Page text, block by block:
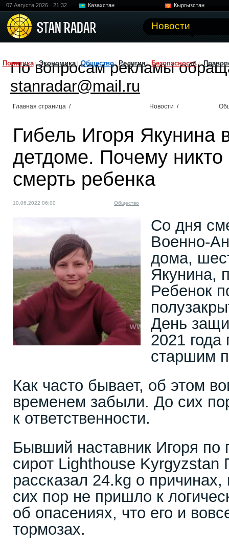
07 Августа 2026 21:32 Казахстан
Кыргызстан
Новости
Политика Экономика Общество Религия Безопасность
По вопросам рекламы
stanradar@mail.ru
Главная страница / Новости /
Гибель Игоря Якунина
детдоме. Почему никто
смерть ребенка
10.06.2022 06:00 Общество
Со дня
Военно-
дома,
Якунина,
Ребенок
День
2021 года
старшим
Как часто бывает, об этом
временем забыли. До сих
к ответственности.
Бывший наставник Игоря по
сирот Lighthouse Kyrgyzstan
рассказал 24.kg о
сих пор не пришло к
об опасениях, что его и
тормозах.